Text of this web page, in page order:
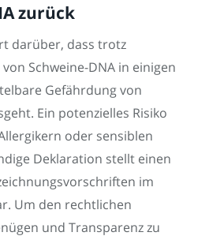
zurück
darüber, dass trotz
Schweine-DNA in einigen
Gefährdung von
Ein potenzielles Risiko
oder sensiblen
Deklaration stellt einen
im
Um den rechtlichen
und Transparenz zu